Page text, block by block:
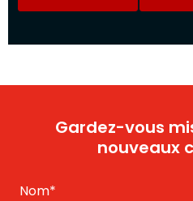
Gardez-vous
nouveaux
Nom*